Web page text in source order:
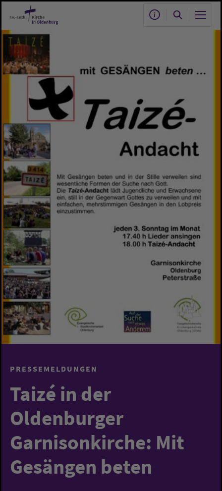
Zum Hauptinhalt springen
PRESSEMELDUNGEN
Taizé in der
Oldenburger
Garnisonkirche: Mit
Gesängen beten